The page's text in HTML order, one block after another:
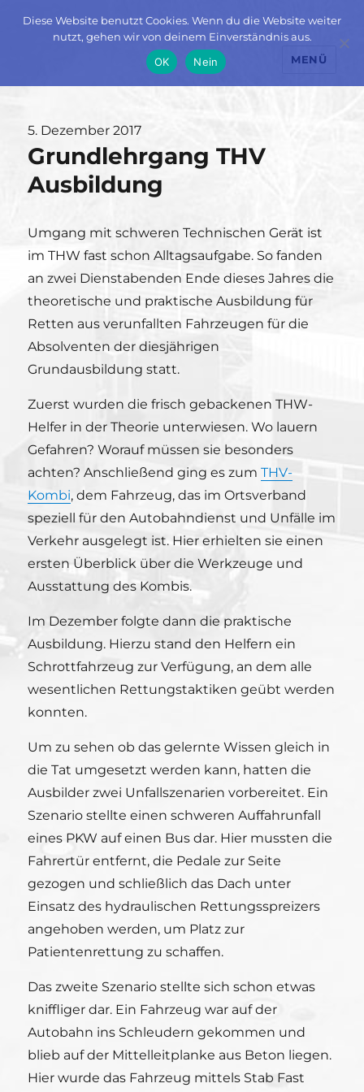
MENÜ
Veröffentlicht
am
5. Dezember 2017
Grundlehrgang THV
Ausbildung
Umgang mit schweren Technischen Gerät ist
im THW fast schon Alltagsaufgabe. So fanden
an zwei Dienstabenden Ende dieses Jahres die
theoretische und praktische Ausbildung für
Retten aus verunfallten Fahrzeugen für die
Absolventen der diesjährigen
Grundausbildung statt.
Zuerst wurden die frisch gebackenen THW-
Helfer in der Theorie unterwiesen. Wo lauern
Gefahren? Worauf müssen sie besonders
achten? Anschließend ging es zumTHV-
Kombi, dem Fahrzeug, das im Ortsverband
speziell für den Autobahndienst und Unfälle im
Verkehr ausgelegt ist. Hier erhielten sie einen
ersten Überblick über die Werkzeuge und
Ausstattung des Kombis.
Im Dezember folgte dann die praktische
Ausbildung. Hierzu stand den Helfern ein
Schrottfahrzeug zur Verfügung, an dem alle
wesentlichen Rettungstaktiken geübt werden
konnten.
Um zu sehen ob das gelernte Wissen gleich in
die Tat umgesetzt werden kann, hatten die
Ausbilder zwei Unfallszenarien vorbereitet. Ein
Szenario stellte einen schweren Auffahrunfall
eines PKW auf einen Bus dar. Hier mussten die
Fahrertür entfernt, die Pedale zur Seite
gezogen und schließlich das Dach unter
Einsatz des hydraulischen Rettungsspreizers
angehoben werden, um Platz zur
Patientenrettung zu schaffen.
Das zweite Szenario stellte sich schon etwas
kniffliger dar. Ein Fahrzeug war auf der
Autobahn ins Schleudern gekommen und
blieb auf der Mittelleitplanke aus Beton liegen.
Hier wurde das Fahrzeug mittels Stab Fast
Diese Website benutzt Cookies. Wenn du die Website weiter
nutzt, gehen wir von deinem Einverständnis aus.
OK
Nein